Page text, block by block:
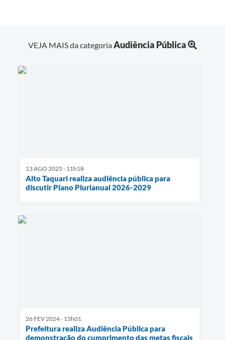
VEJA MAIS da categoriaAudiência Pública
13 AGO 2025 - 11h18
Alto Taquari realiza audiência pública para
discutir Plano Plurianual 2026-2029
26 FEV 2024 - 15h01
Prefeitura realiza Audiência Pública para
demonstração do cumprimento das metas fiscais